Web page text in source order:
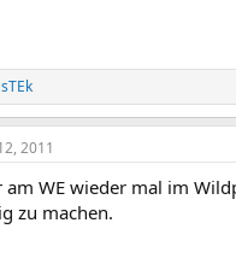
sTEk
2011
am WE wieder mal im
zu machen.